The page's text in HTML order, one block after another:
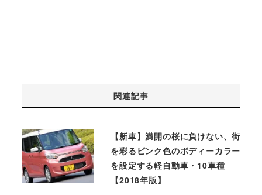
関連記事
【新車】満開の桜に負けない、街
を彩るピンク色のボディーカラー
を設定する軽自動車・10車種
【2018年版】